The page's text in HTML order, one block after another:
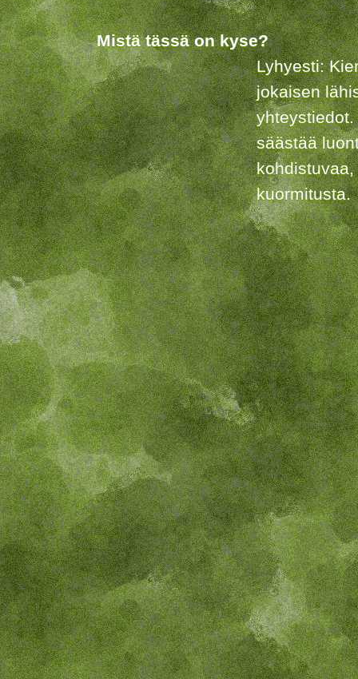
Mistä tässä on kyse?
Lyhyesti:
jokaisen
säästää
kuormitusta.